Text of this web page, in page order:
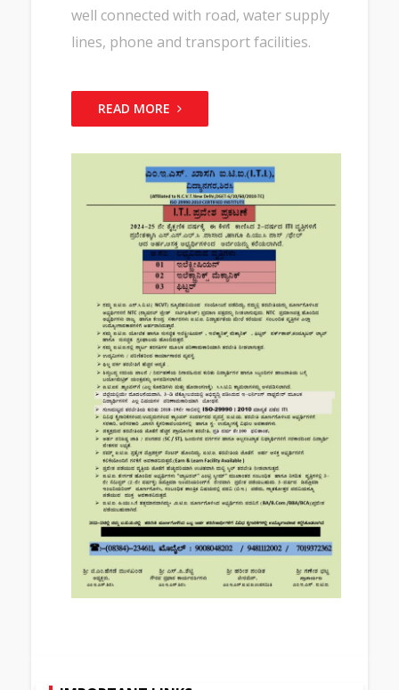
well connected with road, water supply
lines, phone and transport facilities.
READ MORE
*MES ITI, ವಿದ್ಯಾನಗರ, ಶಿರಸಿ.*
*ITI ಪ್ರವೇಶ ಪ್ರಕಟಣೆ*